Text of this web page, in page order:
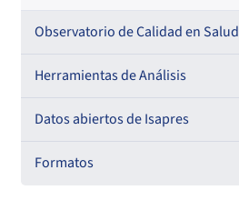
Observatorio de Calidad en Salud
Herramientas de Análisis
Datos abiertos de Isapres
Formatos